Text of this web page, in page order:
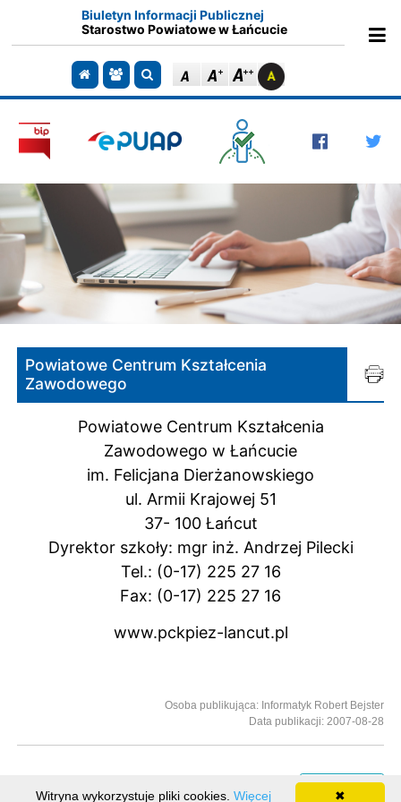
Biuletyn Informacji Publicznej
Starostwo Powiatowe w Łańcucie
Przejdź do strony głównej
Przejdź do redakcji
Szukaj
Powiatowe Centrum Kształcenia
Zawodowego
Powiatowe Centrum Kształcenia
Zawodowego w Łańcucie
im. Felicjana Dierżanowskiego
ul. Armii Krajowej 51
37- 100 Łańcut
Dyrektor szkoły: mgr inż. Andrzej Pilecki
Tel.: (0-17) 225 27 16
Fax: (0-17) 225 27 16
www.pckpiez-lancut.pl
Osoba publikująca: Informatyk Robert Bejster
Data publikacji: 2007-08-28
Rejestr zmian
✖
Witryna wykorzystuje pliki cookies. Więcej